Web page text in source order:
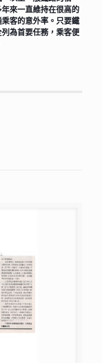
來一直維持在很高的
客的意外率。只要鐵
為首要任務，乘客便